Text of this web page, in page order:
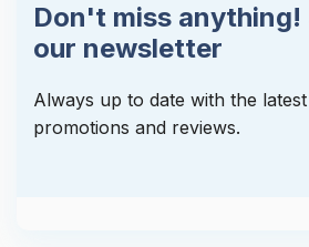
Don't miss anything!
our newsletter
Always up to date with the
promotions and reviews.